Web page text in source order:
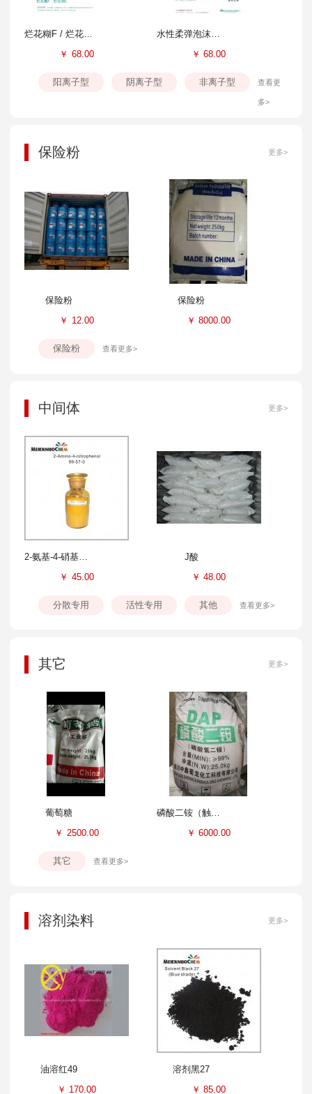
烂花糊F / 烂花剂E
￥ 68.00
水性柔弹泡沫涂层胶FS-804B
￥ 68.00
阳离子型 阴离子型 非离子型 查看更
多>
保险粉 更多>
保险粉
￥ 12.00
保险粉
￥ 8000.00
保险粉 查看更多>
中间体 更多>
￥ 45.00
J酸
￥ 48.00
分散专用 活性专用 其他 查看更多>
其它 更多>
葡萄糖
￥ 2500.00
磷酸二铵（触媒）
￥ 6000.00
其它 查看更多>
溶剂染料 更多>
油溶红49
￥ 170.00
溶剂黑27
￥ 85.00